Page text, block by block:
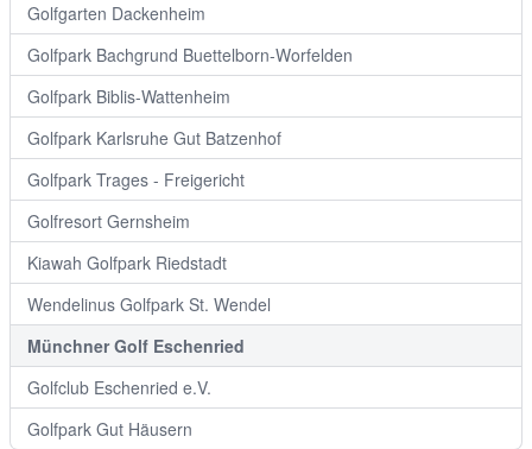
Golfgarten Dackenheim
Golfpark Bachgrund Buettelborn-Worfelden
Golfpark Biblis-Wattenheim
Golfpark Karlsruhe Gut Batzenhof
Golfpark Trages - Freigericht
Golfresort Gernsheim
Kiawah Golfpark Riedstadt
Wendelinus Golfpark St. Wendel
Münchner Golf Eschenried
Golfclub Eschenried e.V.
Golfpark Gut Häusern